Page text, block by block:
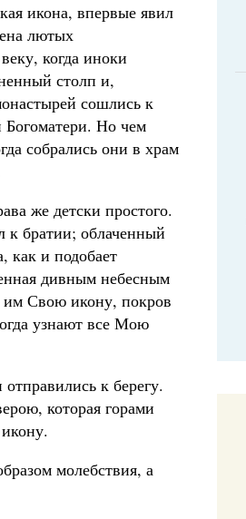
икона, впервые явил
лютых
когда иноки
столп и,
сошлись к
Богоматери. Но чем
собрались они в храм
же детски простого.
к братии; облаченный
как и подобает
дивным небесным
им Свою икону, покров
узнают все Мою
к берегу.
которая горами
молебствия, а